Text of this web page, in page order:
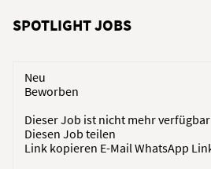
SPOTLIGHT JOBS
Neu
Beworben
Dieser Job ist nicht mehr verfügbar
Diesen Job teilen
Link kopieren E-MailWhatsApp